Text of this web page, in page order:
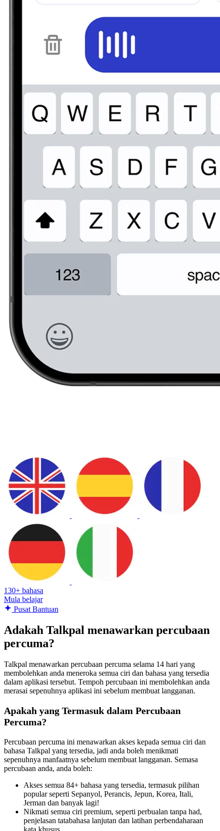
130+ bahasa
Mula belajar
Pusat Bantuan
Adakah Talkpal menawarkan percubaan
percuma?
Talkpal menawarkan percubaan percuma selama 14 hari yang
membolehkan anda meneroka semua ciri dan bahasa yang tersedia
dalam aplikasi tersebut. Tempoh percubaan ini membolehkan anda
merasai sepenuhnya aplikasi ini sebelum membuat langganan.
Apakah yang Termasuk dalam Percubaan
Percuma?
Percubaan percuma ini menawarkan akses kepada semua ciri dan
bahasa Talkpal yang tersedia, jadi anda boleh menikmati
sepenuhnya manfaatnya sebelum membuat langganan. Semasa
percubaan anda, anda boleh:
Akses semua 84+ bahasa yang tersedia, termasuk pilihan
popular seperti Sepanyol, Perancis, Jepun, Korea, Itali,
Jerman dan banyak lagi!
Nikmati semua ciri premium, seperti perbualan tanpa had,
penjelasan tatabahasa lanjutan dan latihan perbendaharaan
kata khusus.